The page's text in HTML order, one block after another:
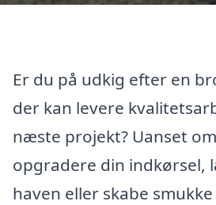
Er du på udkig efter en
der kan levere
næste projekt? Uanset
opgradere din indkørsel,
haven eller skabe